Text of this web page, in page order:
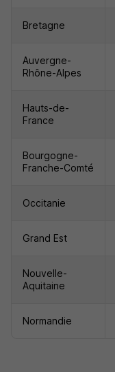
Bretagne
Auvergne-
Rhône-Alpes
Hauts-de-
France
Bourgogne-
Franche-Comté
Occitanie
Grand Est
Nouvelle-
Aquitaine
Normandie